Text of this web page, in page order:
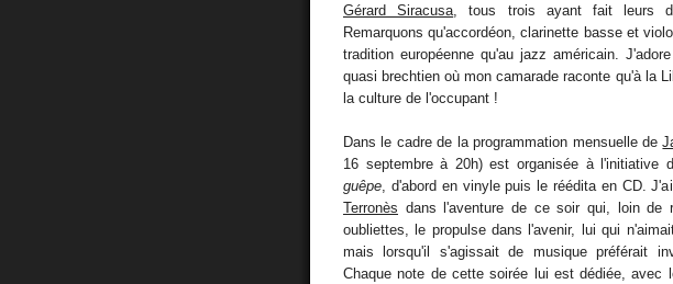
Gérard Siracusa , tous trois ayant fait leurs
Remarquons qu'accordéon, clarinette basse et
tradition européenne qu'au jazz américain.
quasi brechtien où mon camarade raconte qu'à la
la culture de l'occupant !
Dans le cadre de la programmation mensuelle de
16 septembre à 20h) est organisée à l'initiative
guêpe , d'abord en vinyle puis le réédita en CD.
Terronès dans l'aventure de ce soir qui, loin de
oubliettes, le propulse dans l'avenir, lui qui
mais lorsqu'il s'agissait de musique préférait
Chaque note de cette soirée lui est dédiée, avec